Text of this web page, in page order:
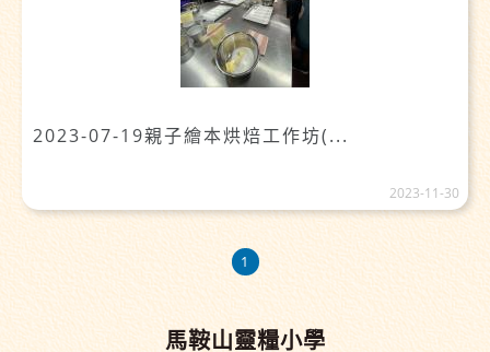
2023-07-19親子繪本烘焙工作坊(...
2023-11-30
1
馬鞍山靈糧小學